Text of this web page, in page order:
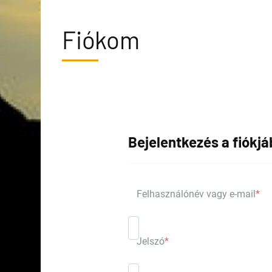
Fiókom
Bejelentkezés a
Felhasználónév vagy e-mail*
Jelszó*